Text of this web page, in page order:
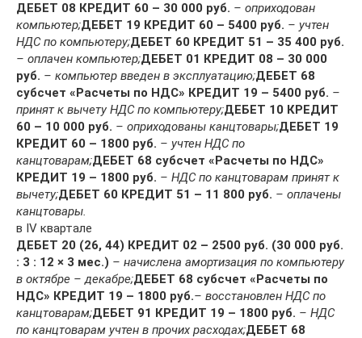
ДЕБЕТ 08 КРЕДИТ 60 – 30 000 руб. – оприходован
компьютер;ДЕБЕТ 19 КРЕДИТ 60 – 5400 руб. – учтен
НДС по компьютеру;ДЕБЕТ 60 КРЕДИТ 51 – 35 400 руб.
– оплачен компьютер;ДЕБЕТ 01 КРЕДИТ 08 – 30 000
руб. – компьютер введен в эксплуатацию;ДЕБЕТ 68
субсчет «Расчеты по НДС» КРЕДИТ 19 – 5400 руб. –
принят к вычету НДС по компьютеру;ДЕБЕТ 10 КРЕДИТ
60 – 10 000 руб. – оприходованы канцтовары;ДЕБЕТ 19
КРЕДИТ 60 – 1800 руб. – учтен НДС по
канцтоварам;ДЕБЕТ 68 субсчет «Расчеты по НДС»
КРЕДИТ 19 – 1800 руб. – НДС по канцтоварам принят к
вычету;ДЕБЕТ 60 КРЕДИТ 51 – 11 800 руб. – оплачены
канцтовары.
в IV квартале
ДЕБЕТ 20 (26, 44) КРЕДИТ 02 – 2500 руб. (30 000 руб.
: 3 : 12 × 3 мес.) – начислена амортизация по компьютеру
в октябре – декабре;ДЕБЕТ 68 субсчет «Расчеты по
НДС» КРЕДИТ 19 – 1800 руб.– восстановлен НДС по
канцтоварам;ДЕБЕТ 91 КРЕДИТ 19 – 1800 руб. – НДС
по канцтоварам учтен в прочих расходах;ДЕБЕТ 68